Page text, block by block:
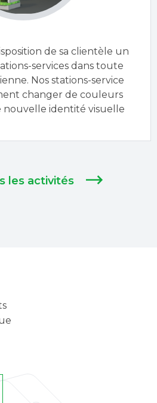
de sa clientèle un
services dans toute
Nos stations-service
changer de couleurs
identité visuelle
les activités